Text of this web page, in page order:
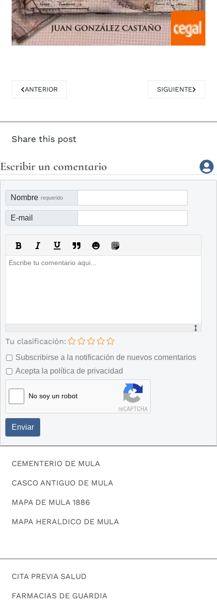
ARTÍCULO ANTERIOR: BREVE HISTORIA DE LA REGIÓN DE
ANTERIOR ARTÍCULO
SIGUIENTE
Share this post
Escribir un comentario
Nombre requerido
E-mail
Tu clasificación:
Subscribirse a la notificación de nuevos comentarios
Acepta la política de privacidad
No soy un robot
Enviar
CEMENTERIO DE MULA
CASCO ANTIGUO DE MULA
MAPA DE MULA 1886
MAPA HERALDICO DE MULA
CITA PREVIA SALUD
FARMACIAS DE GUARDIA